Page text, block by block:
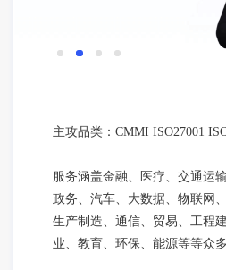
主攻品类：CMMI ISO27001
服务涵盖金融、医疗、交通运
政务、汽车、大数据、物联网
生产制造、通信、贸易、工程
业、教育、环保、能源等等众